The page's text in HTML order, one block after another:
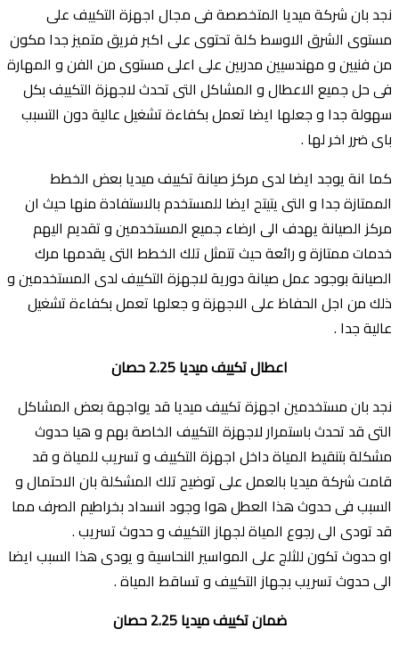
نجد بان شركة ميديا المتخصصة فى مجال اجهزة التكييف على
مستوى الشرق الاوسط كلة تحتوى على اكبر فريق متميز جدا مكون
من فنيين و مهندسيين مدربين على اعلى مستوى من الفن و المهارة
فى حل جميع الاعطال و المشاكل التى تحدث لاجهزة التكييف بكل
سهولة جدا و جعلها ايضا تعمل بكفاءة تشغيل عالية دون التسبب
باى ضرر اخر لها .
كما انة يوجد ايضا لدى مركز صيانة تكييف ميديا بعض الخطط
الممتازة جدا و التى يتيتح ايضا للمستخدم بالاستفادة منها حيث ان
مركز الصيانة يهدف الى ارضاء جميع المستخدمين و تقديم اليهم
خدمات ممتازة و رائعة حيث تتمثل تلك الخطط التى يقدمها مرك
الصيانة بوجود عمل صيانة دورية لاجهزة التكييف لدى المستخدمين و
ذلك من اجل الحفاظ على الاجهزة و جعلها تعمل بكفاءة تشغيل
عالية جدا .
اعطال تكييف ميديا 2.25 حصان
نجد بان مستخدمين اجهزة تكييف ميديا قد يواجهة بعض المشاكل
التى قد تحدث باستمرار لاجهزة التكييف الخاصة بهم و هيا حدوث
مشكلة بتنقيط المياة داخل اجهزة التكييف و تسريب للمياة و قد
قامت شركة ميديا بالعمل على توضيح تلك المشكلة بان الاحتمال و
السبب فى حدوث هذا العطل هوا وجود انسداد بخراطيم الصرف مما
قد تودى الى رجوع المياة لجهاز التكييف و حدوث تسريب .
او حدوث تكون للثلج على المواسير النحاسية و يودى هذا السبب ايضا
الى حدوث تسريب بجهاز التكييف و تساقط المياة .
ضمان تكييف ميديا 2.25 حصان